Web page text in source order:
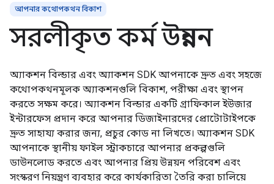
আপনার কথোপকথন বিকাশ
সরলীকৃত কর্ম উন্নয়ন
অ্যাকশন বিল্ডার এবং অ্যাকশন SDK আপনাকে দ্রুত এবং সহজে
কথোপকথনমূলক অ্যাকশনগুলি বিকাশ, পরীক্ষা এবং স্থাপন
করতে সক্ষম করে। অ্যাকশন বিল্ডার একটি গ্রাফিকাল ইউজার
ইন্টারফেস প্রদান করে আপনার ডিজাইনারদের প্রোটোটাইপকে
দ্রুত সাহায্য করার জন্য, প্রচুর কোড না লিখতে। অ্যাকশন SDK
আপনাকে স্থানীয় ফাইল স্ট্রাকচারে আপনার প্রকল্পগুলি
ডাউনলোড করতে এবং আপনার প্রিয় উন্নয়ন পরিবেশ এবং
সংস্করণ নিয়ন্ত্রণ ব্যবহার করে কার্যকারিতা তৈরি করা চালিয়ে